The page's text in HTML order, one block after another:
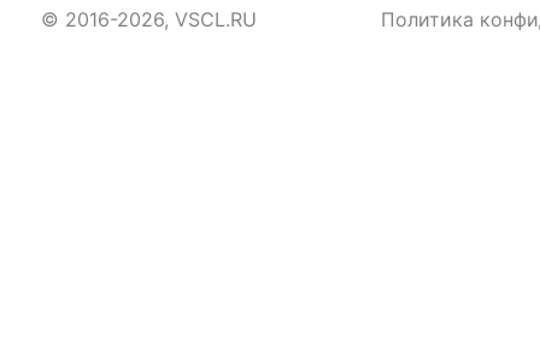
© 2016-2026, VSCL.RU Политика